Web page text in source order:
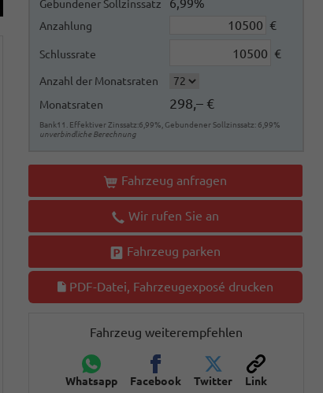
Gebundener Sollzinssatz 6,99%
Anzahlung €
Schlussrate €
Anzahl der Monatsraten
Monatsraten
298,– €
Bank11. Effektiver Zinssatz:6,99%, Gebundener Sollzinssatz: 6,99%
unverbindliche Berechnung
Fahrzeug anfragen
Wir rufen Sie an
Fahrzeug parken
PDF-Datei, Fahrzeugexposé drucken
Fahrzeug weiterempfehlen
Whatsapp Facebook Twitter Link